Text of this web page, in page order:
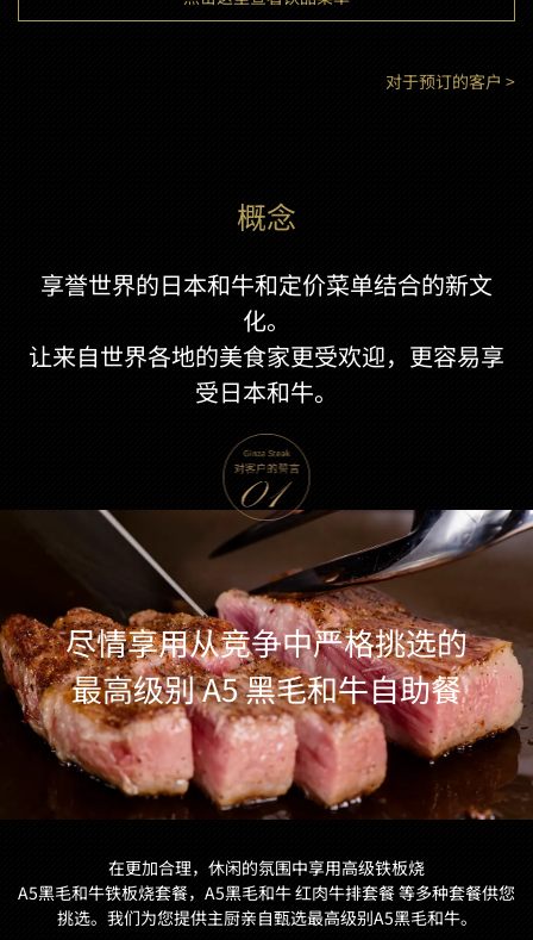
对于预订的客户 >
概念
享誉世界的日本和牛和定价菜单结合的新文
化。
让来自世界各地的美食家更受欢迎，更容易享
受日本和牛。
尽情享用从竞争中严格挑选的
最高级别 A5 黑毛和牛自助餐
在更加合理，休闲的氛围中享用高级铁板烧
A5黑毛和牛铁板烧套餐，A5黑毛和牛 红肉牛排套餐 等多种套餐供您
挑选。我们为您提供主厨亲自甄选最高级别A5黑毛和牛。